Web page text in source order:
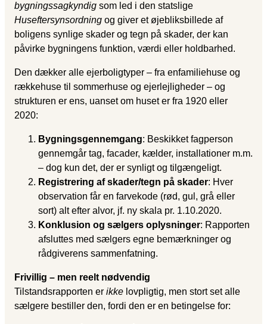
bygningssagkyndig som led i den statslige
Huseftersynsordning og giver et øjebliksbillede af
boligens synlige skader og tegn på skader, der kan
påvirke bygningens funktion, værdi eller holdbarhed.
Den dækker alle ejerboligtyper – fra enfamiliehuse og
rækkehuse til sommerhuse og ejerlejligheder – og
strukturen er ens, uanset om huset er fra 1920 eller
2020:
Bygningsgennemgang: Beskikket fagperson
gennemgår tag, facader, kælder, installationer m.m.
– dog kun det, der er synligt og tilgængeligt.
Registrering af skader/tegn på skader: Hver
observation får en farvekode (rød, gul, grå eller
sort) alt efter alvor, jf. ny skala pr. 1.10.2020.
Konklusion og sælgers oplysninger: Rapporten
afsluttes med sælgers egne bemærkninger og
rådgiverens sammenfatning.
Frivillig – men reelt nødvendig
Tilstandsrapporten er ikke lovpligtig, men stort set alle
sælgere bestiller den, fordi den er en betingelse for: